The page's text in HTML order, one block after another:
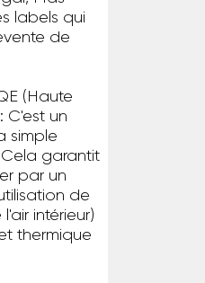
labels qui
de
(Haute
C'est un
simple
garantit
par un
de
intérieur)
thermique